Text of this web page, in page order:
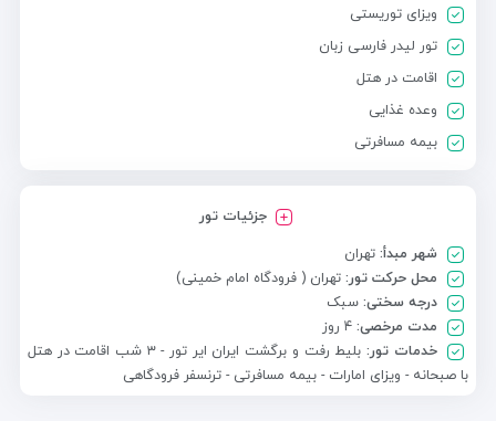
ویزای توریستی
تور لیدر فارسی زبان
اقامت در هتل
وعده غذایی
بیمه مسافرتی
جزئیات تور
شهر مبدأ: تهران
محل حرکت تور: تهران ( فرودگاه امام خمینی)
درجه سختی: سبک
مدت مرخصی: ۴ روز
خدمات تور:
بلیط رفت و برگشت ایران ایر تور - ۳ شب اقامت در هتل
با صبحانه - ویزای امارات - بیمه مسافرتی - ترنسفر فرودگاهی